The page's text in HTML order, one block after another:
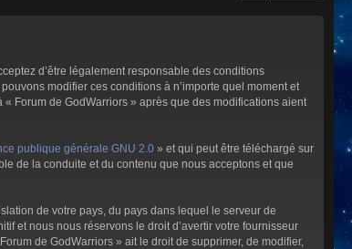
d’être légalement responsable des conditions
modifier ces conditions à n’importe quel moment et
Forum de GodWarriors » après que des modifications aient
publique générale GNU 2.0 » et qui peut être téléchargé sur
de la conduite et du contenu que nous acceptons et que
de votre pays, du pays dans lequel le serveur de
et nous nous réservons le droit d’avertir votre fournisseur
de GodWarriors » ait le droit de supprimer, de modifier,